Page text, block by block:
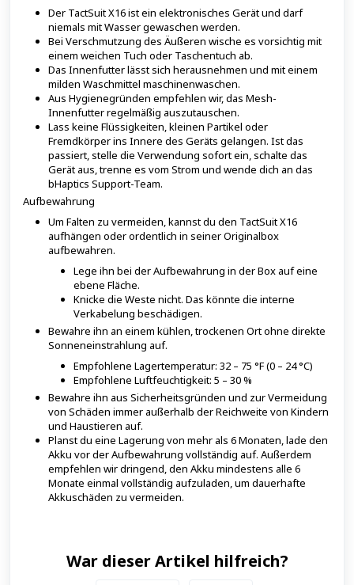
Der TactSuit X16 ist ein elektronisches Gerät und darf
niemals mit Wasser gewaschen werden.
Bei Verschmutzung des Äußeren wische es vorsichtig mit
einem weichen Tuch oder Taschentuch ab.
Das Innenfutter lässt sich herausnehmen und mit einem
milden Waschmittel maschinenwaschen.
Aus Hygienegründen empfehlen wir, das Mesh-
Innenfutter regelmäßig auszutauschen.
Lass keine Flüssigkeiten, kleinen Partikel oder
Fremdkörper ins Innere des Geräts gelangen. Ist das
passiert, stelle die Verwendung sofort ein, schalte das
Gerät aus, trenne es vom Strom und wende dich an das
bHaptics Support-Team.
Aufbewahrung
Um Falten zu vermeiden, kannst du den TactSuit X16
aufhängen oder ordentlich in seiner Originalbox
aufbewahren.
Lege ihn bei der Aufbewahrung in der Box auf eine
ebene Fläche.
Knicke die Weste nicht. Das könnte die interne
Verkabelung beschädigen.
Bewahre ihn an einem kühlen, trockenen Ort ohne direkte
Sonneneinstrahlung auf.
Empfohlene Lagertemperatur: 32 – 75 °F (0 – 24 °C)
Empfohlene Luftfeuchtigkeit: 5 – 30 %
Bewahre ihn aus Sicherheitsgründen und zur Vermeidung
von Schäden immer außerhalb der Reichweite von Kindern
und Haustieren auf.
Planst du eine Lagerung von mehr als 6 Monaten, lade den
Akku vor der Aufbewahrung vollständig auf. Außerdem
empfehlen wir dringend, den Akku mindestens alle 6
Monate einmal vollständig aufzuladen, um dauerhafte
Akkuschäden zu vermeiden.
War dieser Artikel hilfreich?